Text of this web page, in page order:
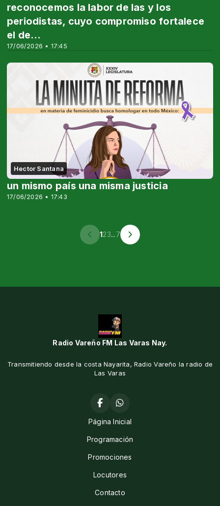
17/06/2026 • 17:45
reconocemos la labor de las y los
periodistas, cuyo compromiso fortalece
el de...
Hector Santana
17/06/2026 • 17:43
un mismo país una misma justicia
123...7
Radio Vareño FM Las Varas Nay.
Transmitiendo desde la costa Nayarita, Radio Vareño la radio de
Las Varas
Página Inicial
Programación
Promociones
Locutores
Contacto